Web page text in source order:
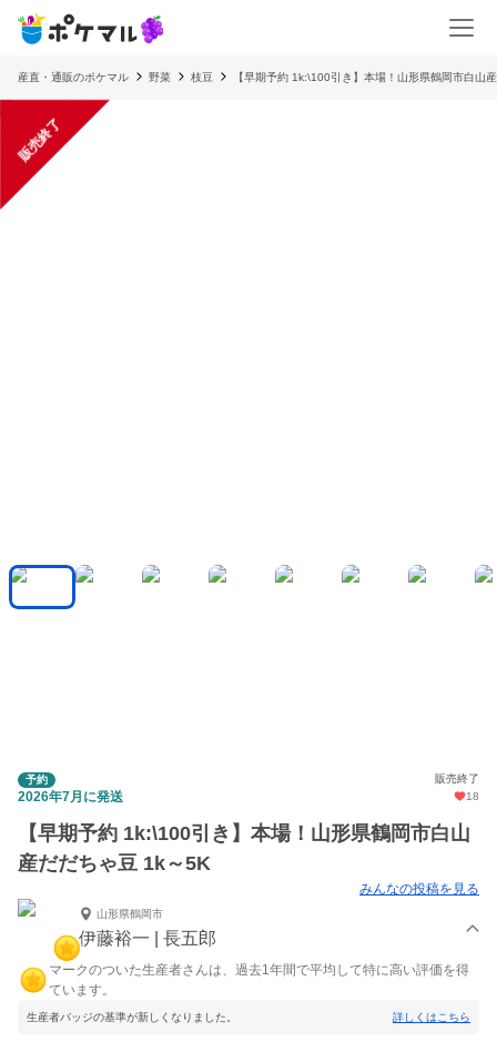
産直・通販のポケマル 野菜 枝豆 【早期予約 1k:\100引き】本場！山形県鶴岡市白山
販売終了
予約 販売終了
2026年7月に発送 18
【早期予約 1k:\100引き】本場！山形県鶴岡市白山
産だだちゃ豆 1k～5K
みんなの投稿を見る
山形県鶴岡市
伊藤裕一 | 長五郎
マークのついた生産者さんは、過去1年間で平均して特に高い評価を得
ています。
生産者バッジの基準が新しくなりました。 詳しくはこちら